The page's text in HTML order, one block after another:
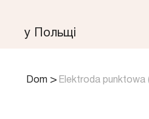
у Польщі
Dom > Elektroda punktowa